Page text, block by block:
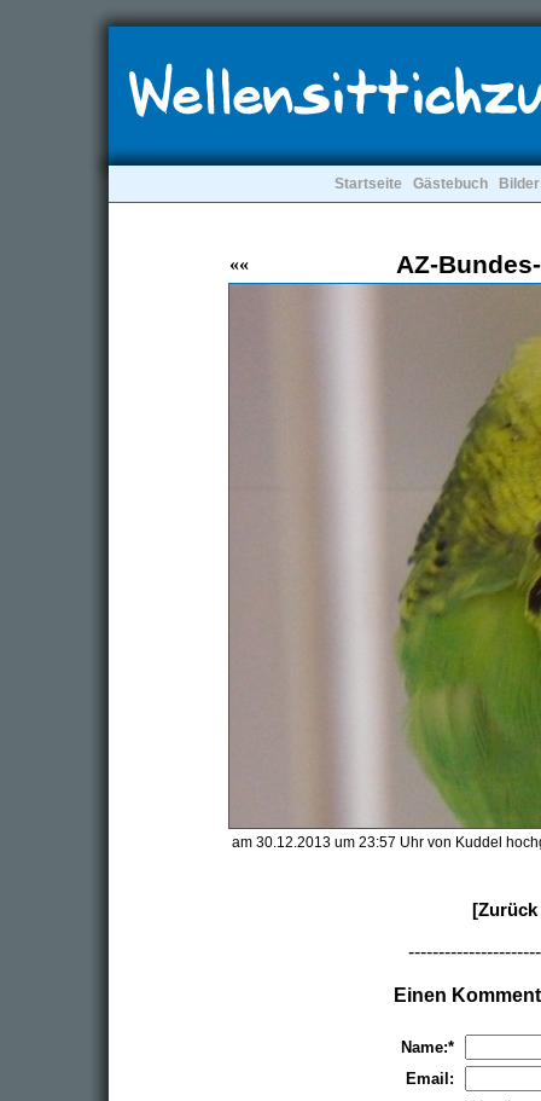
Startseite Gästebuch Bilder
«« AZ-
am 30.12.2013 um 23:57 Uhr von Kuddel
Einen
Name:*
Email: